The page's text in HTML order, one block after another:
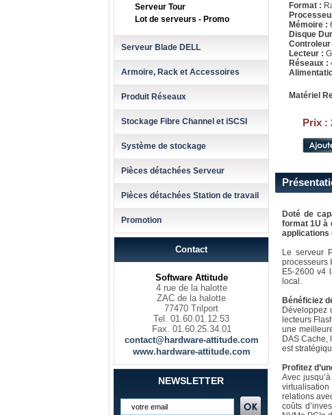
Serveur Tour
Lot de serveurs - Promo
Serveur Blade DELL
Armoire, Rack et Accessoires
Produit Réseaux
Stockage Fibre Channel et iSCSI
Système de stockage
Pièces détachées Serveur
Pièces détachées Station de travail
Promotion
Contact
Software Attitude
4 rue de la halotte
ZAC de la halotte
77470 Trilport
Tel. 01.60.01.12.53
Fax. 01.60.25.34.01
contact@hardware-attitude.com
www.hardware-attitude.com
NEWSLETTER
Format :
Mémoire :
Disque Dur
Controleur
Lecteur :
Réseaux :
Matériel
Prix :
Doté de
format 1U à
applications
Le serveur
processeurs
E5-2600 v4
local.
Bénéficiez
Développez
lecteurs
une
DAS Cache,
est
Profitez
Avec
virtualisation
relations
coûts